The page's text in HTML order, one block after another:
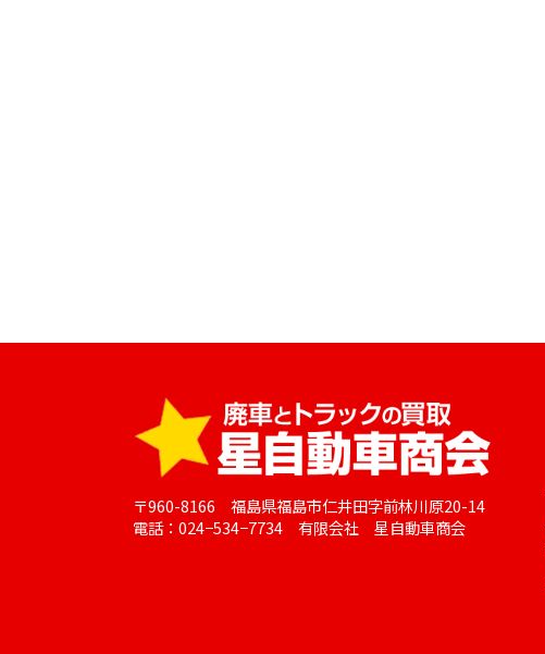
〒960-8166 福島県福島市仁井田字前林川原20-14
電話：024−534−7734 有限会社 星自動車商会